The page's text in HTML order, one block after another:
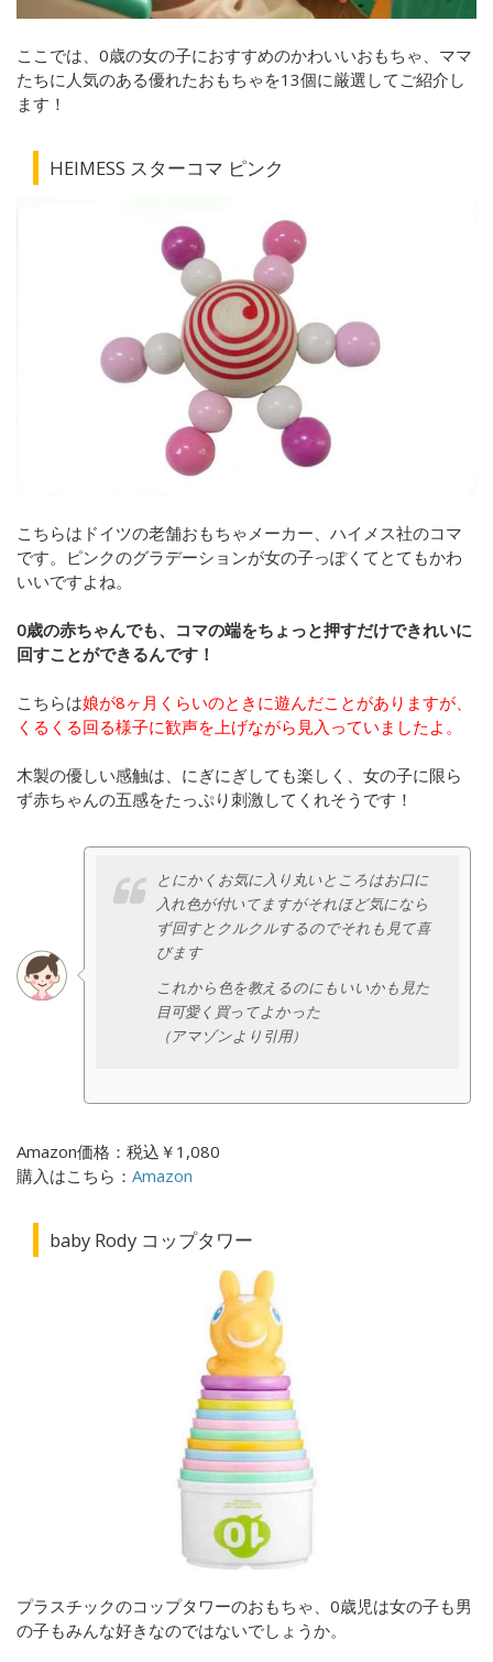
ここでは、0歳の女の子におすすめのかわいいおもちゃ、ママ
たちに人気のある優れたおもちゃを13個に厳選してご紹介し
ます！
HEIMESS スターコマ ピンク
こちらはドイツの老舗おもちゃメーカー、ハイメス社のコマ
です。ピンクのグラデーションが女の子っぽくてとてもかわ
いいですよね。
0歳の赤ちゃんでも、コマの端をちょっと押すだけできれいに
回すことができるんです！
こちらは娘が8ヶ月くらいのときに遊んだことがありますが、
くるくる回る様子に歓声を上げながら見入っていましたよ。
木製の優しい感触は、にぎにぎしても楽しく、女の子に限ら
ず赤ちゃんの五感をたっぷり刺激してくれそうです！
とにかくお気に入り丸いところはお口に
入れ色が付いてますがそれほど気になら
ず回すとクルクルするのでそれも見て喜
びます
これから色を教えるのにもいいかも見た
目可愛く買ってよかった
（アマゾンより引用）
Amazon価格：税込￥1,080
購入はこちら： Amazon
baby Rody コップタワー
プラスチックのコップタワーのおもちゃ、0歳児は女の子も男
の子もみんな好きなのではないでしょうか。